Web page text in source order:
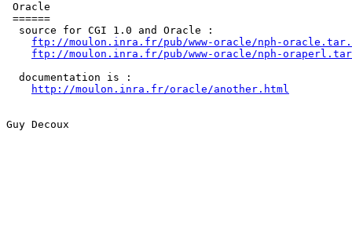
Oracle
======
  source for CGI 1.0 and Oracle :
ftp://moulon.inra.fr/pub/www-oracle/nph-
ftp://moulon.inra.fr/pub/www-oracle/nph-
  documentation is :
http://moulon.inra.fr/oracle/another.html
Guy Decoux